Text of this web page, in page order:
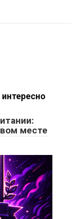
месте